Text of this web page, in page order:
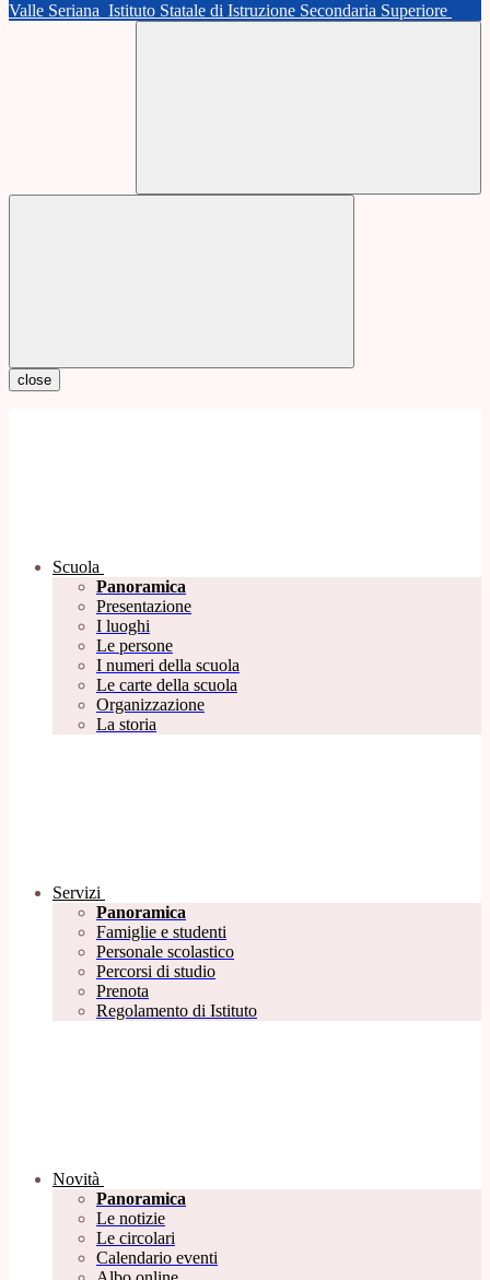
Valle Seriana Istituto Statale di Istruzione Secondaria Superiore
close
Scuola
Panoramica
Presentazione
I luoghi
Le persone
I numeri della scuola
Le carte della scuola
Organizzazione
La storia
Servizi
Panoramica
Famiglie e studenti
Personale scolastico
Percorsi di studio
Prenota
Regolamento di Istituto
Novità
Panoramica
Le notizie
Le circolari
Calendario eventi